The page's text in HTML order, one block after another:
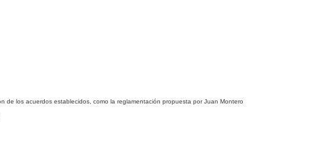
los acuerdos establecidos, como la reglamentación propuesta por Juan Montero